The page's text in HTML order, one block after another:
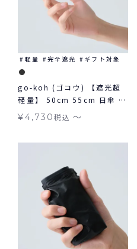
軽量 完全遮光 ギフト対象
go-koh (ゴコウ) 【遮光超
軽量】 50cm 55cm 日傘 折
りたたみ 晴雨兼用 ギフト対
¥4,730税込 〜